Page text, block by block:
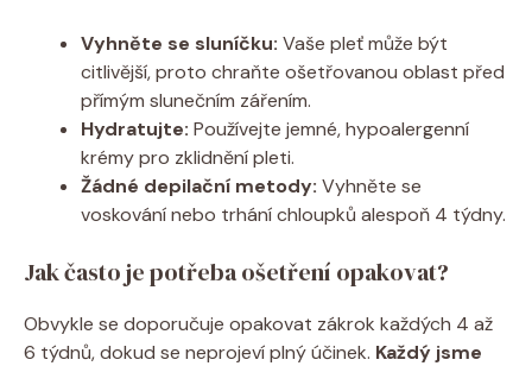
Vyhněte se sluníčku: Vaše pleť může být
citlivější, proto chraňte ošetřovanou oblast před
přímým slunečním zářením.
Hydratujte: Používejte jemné, hypoalergenní
krémy pro zklidnění pleti.
Žádné depilační metody: Vyhněte se
voskování nebo trhání chloupků alespoň 4 týdny.
Jak často je potřeba ošetření opakovat?
Obvykle se doporučuje opakovat zákrok každých 4 až
6 týdnů, dokud se neprojeví plný účinek. Každý jsme